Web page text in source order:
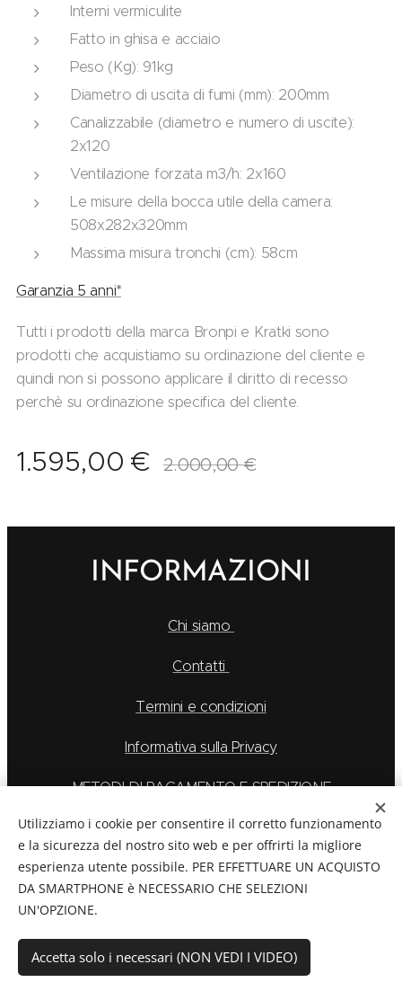
Interni vermiculite
Fatto in ghisa e acciaio
Peso (Kg): 91kg
Diametro di uscita di fumi (mm): 200mm
Canalizzabile (diametro e numero di uscite):
2x120
Ventilazione forzata m3/h: 2x160
Le misure della bocca utile della camera:
508x282x320mm
Massima misura tronchi (cm): 58cm
Garanzia 5 anni*
Tutti i prodotti della marca Bronpi e Kratki sono
prodotti che acquistiamo su ordinazione del cliente e
quindi non si possono applicare il diritto di recesso
perchè su ordinazione specifica del cliente.
1.595,00 € 2.000,00€
INFORMAZIONI
Chi siamo
Contatti
Termini e condizioni
Informativa sulla Privacy
METODI DI PAGAMENTO E SPEDIZIONE
La Feu S.r.l. via Caduti Delle Alpi Apuane 6, Borgo San
Utilizziamo i cookie per consentire il corretto funzionamento
e la sicurezza del nostro sito web e per offrirti la migliore
esperienza utente possibile. PER EFFETTUARE UN ACQUISTO
DA SMARTPHONE è NECESSARIO CHE SELEZIONI
UN'OPZIONE.
Accetta solo i necessari (NON VEDI I VIDEO)